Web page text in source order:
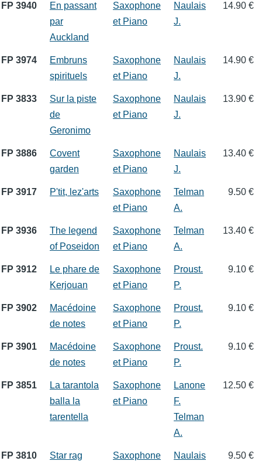
FP 3940
En passant
par
Auckland
Saxophone
et Piano
Naulais
J.
14.90 €
FP 3974
Embruns
spirituels
Saxophone
et Piano
Naulais
J.
14.90 €
FP 3833
Sur la piste
de
Geronimo
Saxophone
et Piano
Naulais
J.
13.90 €
FP 3886
Covent
garden
Saxophone
et Piano
Naulais
J.
13.40 €
FP 3917 P'tit, lez'arts
Saxophone
et Piano
Telman
A.
9.50 €
FP 3936
The legend
of Poseidon
Saxophone
et Piano
Telman
A.
13.40 €
FP 3912
Le phare de
Kerjouan
Saxophone
et Piano
Proust.
P.
9.10 €
FP 3902
Macédoine
de notes
Saxophone
et Piano
Proust.
P.
9.10 €
FP 3901
Macédoine
de notes
Saxophone
et Piano
Proust.
P.
9.10 €
FP 3851
La tarantola
balla la
tarentella
Saxophone
et Piano
Lanone
F.
Telman
A.
12.50 €
FP 3810 Star rag
Saxophone
Naulais
9.50 €